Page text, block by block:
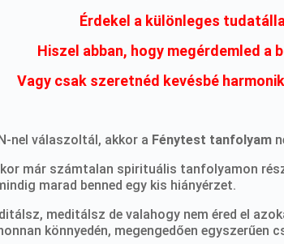
Érdekel a különleges
Hiszel abban, hogy megérdemled
Vagy csak szeretnéd kevésbé
nel válaszoltál, akkor a Fénytest tanfolyam
már számtalan spirituális tanfolyamon
marad benned egy kis hiányérzet.
meditálsz de valahogy nem éred el
könnyedén, megengedően egyszerűen